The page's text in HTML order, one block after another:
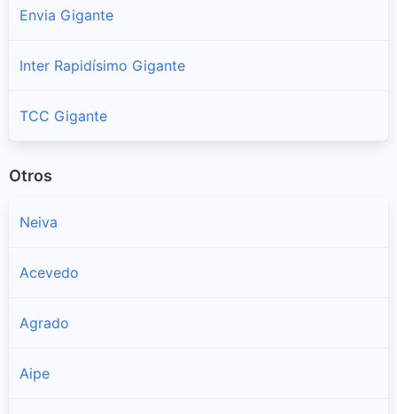
Envia Gigante
Inter Rapidísimo Gigante
TCC Gigante
Otros
Neiva
Acevedo
Agrado
Aipe